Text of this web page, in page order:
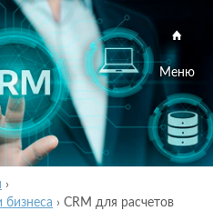
Меню
›
бизнеса › CRM для расчетов